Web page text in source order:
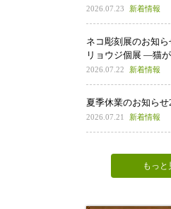
2026.07.23 新着情報
ネコ彫刻展のお知
リョウジ個展 ―猫
2026.07.22 新着情報
夏季休業のお知らせ
2026.07.21 新着情報
もっと